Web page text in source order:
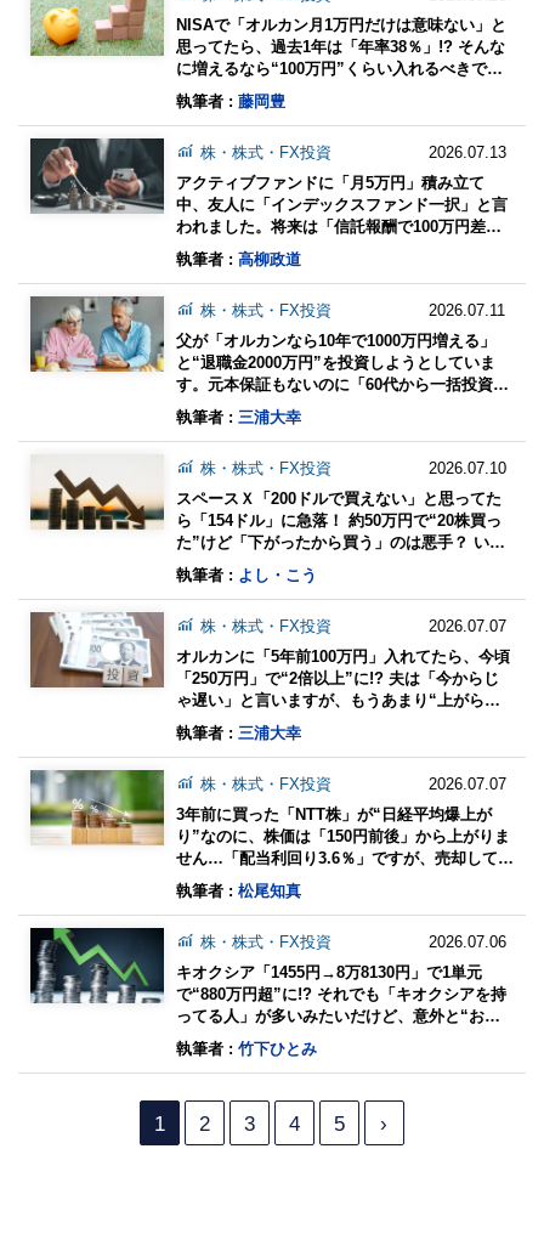
NISAで「オルカン月1万円だけは意味ない」と
思ってたら、過去1年は「年率38％」!? そんな
に増えるなら“100万円”くらい入れるべきです
か？「1万円×1年・3年・5年」の利益も試算
執筆者 : 藤岡豊
株・株式・FX投資 2026.07.13
アクティブファンドに「月5万円」積み立て
中、友人に「インデックスファンド一択」と言
われました。将来は「信託報酬で100万円差」
になるそうですが、そんなに変わりますか？ 長
期では負ける理由
執筆者 : 高柳政道
株・株式・FX投資 2026.07.11
父が「オルカンなら10年で1000万円増える」
と“退職金2000万円”を投資しようとしていま
す。元本保証もないのに「60代から一括投資」
して大丈夫でしょうか？ 現実的な資産運用の方
法
執筆者 : 三浦大幸
株・株式・FX投資 2026.07.10
スペースＸ「200ドルで買えない」と思ってた
ら「154ドル」に急落！ 約50万円で“20株買っ
た”けど「下がったから買う」のは悪手？ いつ
か「NVIDIA」のように大儲けできるでしょう
か？
執筆者 : よし・こう
株・株式・FX投資 2026.07.07
オルカンに「5年前100万円」入れてたら、今頃
「250万円」で“2倍以上”に!? 夫は「今からじ
ゃ遅い」と言いますが、もうあまり“上がらな
い”でしょうか？ 過去の値動きや背景も解説
執筆者 : 三浦大幸
株・株式・FX投資 2026.07.07
3年前に買った「NTT株」が“日経平均爆上が
り”なのに、株価は「150円前後」から上がりま
せん…「配当利回り3.6％」ですが、売却して他
の株に“乗り換えるべき”ですか？ 継続所有のポ
イント
執筆者 : 松尾知真
株・株式・FX投資 2026.07.06
キオクシア「1455円→8万8130円」で1単元
で“880万円超”に!? それでも「キオクシアを持
ってる人」が多いみたいだけど、意外と“お金
持ち”が多いのですか？ なぜ「買える人」がい
るのか
執筆者 : 竹下ひとみ
1 2 3 4 5 ›